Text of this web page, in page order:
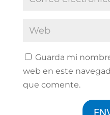
Guarda mi
web en este
que comente.